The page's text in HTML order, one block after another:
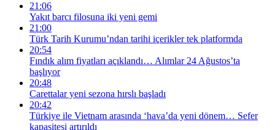
21:06
Yakıt barcı filosuna iki yeni gemi
21:00
Türk Tarih Kurumu’ndan tarihi içerikler tek platformda
20:54
Fındık alım fiyatları açıklandı… Alımlar 24 Ağustos’ta
başlıyor
20:48
Carettalar yeni sezona hırslı başladı
20:42
Türkiye ile Vietnam arasında ‘hava’da yeni dönem… Sefer
kapasitesi artırıldı